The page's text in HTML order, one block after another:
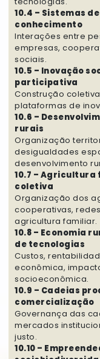
10.4 – Sistemas
conhecimento
Interações entre
empresas,
sociais.
10.5 – Inovação
participativa
Construção
plataformas de
10.6 –
rurais
Organização
desigualdades
desenvolvimento
10.7 –
coletiva
Organização dos
cooperativas,
agricultura familiar.
10.8 – Economia
de tecnologias
Custos,
econômica,
socioeconômica.
10.9 – Cadeias
comercialização
Governança das
mercados
justo.
10.10 –